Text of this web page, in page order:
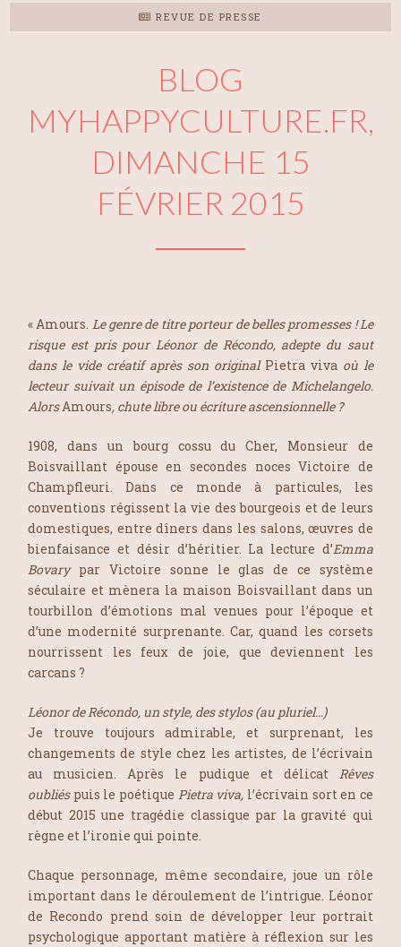
REVUE DE PRESSE
BLOG
MYHAPPYCULTURE.FR,
DIMANCHE 15
FÉVRIER 2015
« Amours. Le genre de titre porteur de belles promesses ! Le
risque est pris pour Léonor de Récondo, adepte du saut
dans le vide créatif après son original Pietra viva où le
lecteur suivait un épisode de l’existence de Michelangelo.
AlorsAmours, chute libre ou écriture ascensionnelle ?
1908, dans un bourg cossu du Cher, Monsieur de
Boisvaillant épouse en secondes noces Victoire de
Champfleuri. Dans ce monde à particules, les
conventions régissent la vie des bourgeois et de leurs
domestiques, entre dîners dans les salons, œuvres de
bienfaisance et désir d’héritier. La lecture d’Emma
Bovarypar Victoire sonne le glas de ce système
séculaire et mènera la maison Boisvaillant dans un
tourbillon d’émotions mal venues pour l’époque et
d’une modernité surprenante. Car, quand les corsets
nourrissent les feux de joie, que deviennent les
carcans ?
Léonor de Récondo, un style, des stylos (au pluriel…)
Je trouve toujours admirable, et surprenant, les
changements de style chez les artistes, de l’écrivain
au musicien. Après le pudique et délicat
Rêves
oubliéspuis le poétique Pietra viva, l’écrivain sort en ce
début 2015 une tragédie classique par la gravité qui
règne et l’ironie qui pointe.
Chaque personnage, même secondaire, joue un rôle
important dans le déroulement de l’intrigue. Léonor
de Recondo prend soin de développer leur portrait
psychologique apportant matière à réflexion sur les